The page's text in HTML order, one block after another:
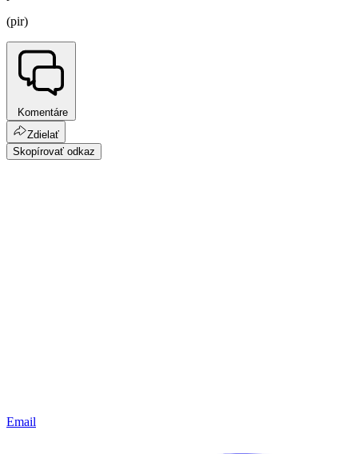
(pir)
Komentáre
Zdielať
Skopírovať odkaz
Email